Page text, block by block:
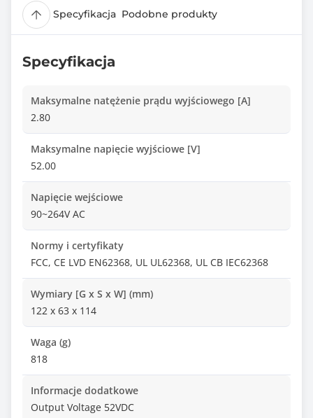
Specyfikacja Podobne produkty
Specyfikacja
Maksymalne natężenie prądu wyjściowego [A]
2.80
Maksymalne napięcie wyjściowe [V]
52.00
Napięcie wejściowe
90~264V AC
Normy i certyfikaty
FCC, CE LVD EN62368, UL UL62368, UL CB IEC62368
Wymiary [G x S x W] (mm)
122 x 63 x 114
Waga (g)
818
Informacje dodatkowe
Output Voltage 52VDC